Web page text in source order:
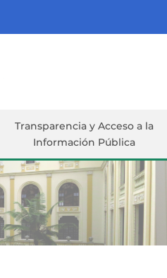
Transparencia y Acceso a la
Información Pública